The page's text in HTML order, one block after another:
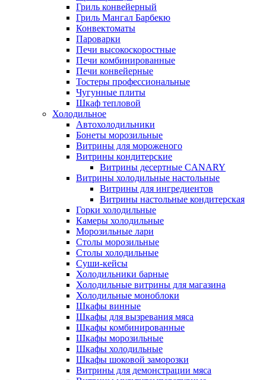
Гриль конвейерный
Гриль Мангал Барбекю
Конвектоматы
Пароварки
Печи высокоскоростные
Печи комбинированные
Печи конвейерные
Тостеры профессиональные
Чугунные плиты
Шкаф тепловой
Холодильное
Автохолодильники
Бонеты морозильные
Витрины для мороженого
Витрины кондитерские
Витрины десертные CANARY
Витрины холодильные настольные
Витрины для ингредиентов
Витрины настольные кондитерская
Горки холодильные
Камеры холодильные
Морозильные лари
Столы морозильные
Столы холодильные
Суши-кейсы
Холодильники барные
Холодильные витрины для магазина
Холодильные моноблоки
Шкафы винные
Шкафы для вызревания мяса
Шкафы комбинированные
Шкафы морозильные
Шкафы холодильные
Шкафы шоковой заморозки
Витрины для демонстрации мяса